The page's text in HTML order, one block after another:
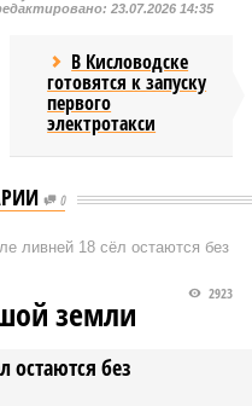
23.07.2026 14:35
В Кисловодске
готовятся к запуску
первого
электротакси
0
ливней 18 сёл остаются без
остаются без
2923
земли